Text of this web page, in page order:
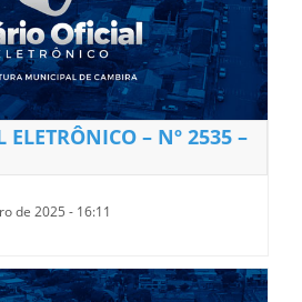
ELETRÔNICO – Nº 2535 –
de 2025 - 16:11